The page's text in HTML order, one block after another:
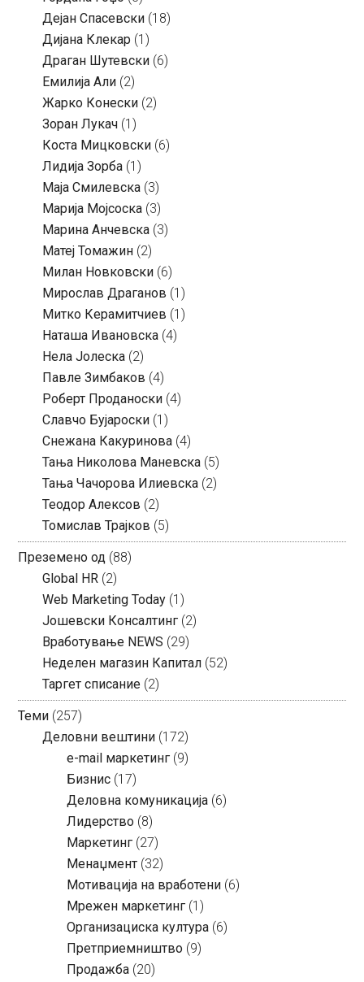
Дејан Спасевски (18)
Дијана Клекар (1)
Драган Шутевски (6)
Емилија Али (2)
Жарко Конески (2)
Зоран Лукач (1)
Коста Мицковски (6)
Лидија Зорба (1)
Маја Смилевска (3)
Марија Мојсоска (3)
Марина Анчевска (3)
Матеј Томажин (2)
Милан Новковски (6)
Мирослав Драганов (1)
Митко Керамитчиев (1)
Наташа Ивановска (4)
Нела Јолеска (2)
Павле Зимбаков (4)
Роберт Проданоски (4)
Славчо Бујароски (1)
Снежана Какуринова (4)
Тања Николова Маневска (5)
Тања Чачорова Илиевска (2)
Теодор Алексов (2)
Томислав Трајков (5)
Преземено од (88)
Global HR (2)
Web Marketing Today (1)
Јошевски Консалтинг (2)
Вработување NEWS (29)
Неделен магазин Капитал (52)
Таргет списание (2)
Теми (257)
Деловни вештини (172)
e-mail маркетинг (9)
Бизнис (17)
Деловна комуникација (6)
Лидерство (8)
Маркетинг (27)
Менаџмент (32)
Мотивација на вработени (6)
Мрежен маркетинг (1)
Организациска култура (6)
Претприемништво (9)
Продажба (20)